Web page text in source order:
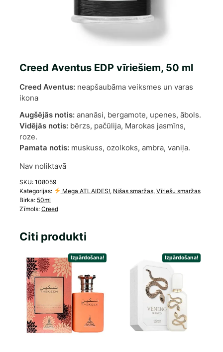
Creed Aventus EDP vīriešiem, 50 ml
Creed Aventus: neapšaubāma veiksmes un varas
ikona
Augšējās notis: ananāsi, bergamote, upenes, ābols.
Vidējās notis: bērzs, pačūlija, Marokas jasmīns,
roze.
Pamata notis: muskuss, ozolkoks, ambra, vaniļa.
Nav noliktavā
SKU: 108059
Kategorijas:
Mega ATLAIDES!, Nišas smaržas, Vīriešu smaržas
Birka: 50ml
Zīmols: Creed
Citi produkti
Izpārdošana! Izpārdošana!